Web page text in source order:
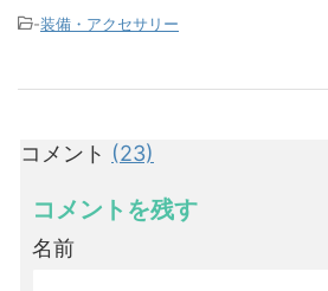
-装備・アクセサリー
コメント (23)
コメントを残す
名前